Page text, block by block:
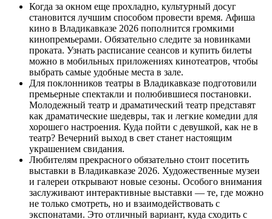
Когда за окном еще прохладно, культурный досуг
становится лучшим способом провести время. Афиша
кино в Владикавказе 2026 пополнится громкими
кинопремьерами. Обязательно следите за новинками
проката. Узнать расписание сеансов и купить билеты
можно в мобильных приложениях кинотеатров, чтобы
выбрать самые удобные места в зале.
Для поклонников театры в Владикавказе подготовили
премьерные спектакли и полюбившиеся постановки.
Молодежный театр и драматический театр представят
как драматические шедевры, так и легкие комедии для
хорошего настроения. Куда пойти с девушкой, как не в
театр? Вечерний выход в свет станет настоящим
украшением свидания.
Любителям прекрасного обязательно стоит посетить
выставки в Владикавказе 2026. Художественные музеи
и галереи открывают новые сезоны. Особого внимания
заслуживают интерактивные выставки — те, где можно
не только смотреть, но и взаимодействовать с
экспонатами. Это отличный вариант, куда сходить с